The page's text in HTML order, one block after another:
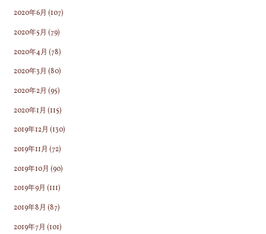
2020年6月 (107)
2020年5月 (79)
2020年4月 (78)
2020年3月 (80)
2020年2月 (95)
2020年1月 (115)
2019年12月 (130)
2019年11月 (72)
2019年10月 (90)
2019年9月 (111)
2019年8月 (87)
2019年7月 (101)